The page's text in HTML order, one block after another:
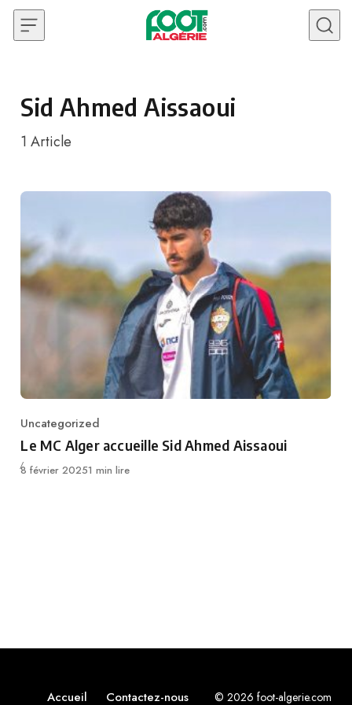
Skip to content
Sid Ahmed Aissaoui
1 Article
Category
Uncategorized
Le MC Alger accueille Sid Ahmed Aissaoui
Publié
8 février 20251 min lire
Accueil Contactez-nous © 2026 foot-algerie.com